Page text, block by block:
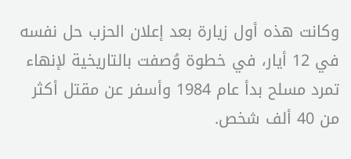
وكانت هذه أول زيارة بعد إعلان الحزب حل نفسه
في 12 أيار، في خطوة وُصفت بالتاريخية لإنهاء
تمرد مسلح بدأ عام 1984 وأسفر عن مقتل أكثر
من 40 ألف شخص.